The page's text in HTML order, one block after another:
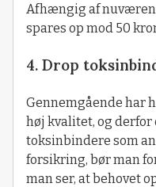
Afhængig af
spares op mod 50
4. Drop
Gennemgående har
høj kvalitet, og derfor
toksinbindere som
forsikring, bør man
man ser, at behovet